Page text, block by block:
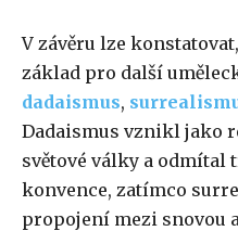
V závěru lze
základ pro další
dadaismus,
Dadaismus vznikl jako
světové války a odmítal
konvence, zatímco
propojení mezi snovou